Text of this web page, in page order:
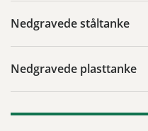
Nedgravede ståltanke
Nedgravede plasttanke